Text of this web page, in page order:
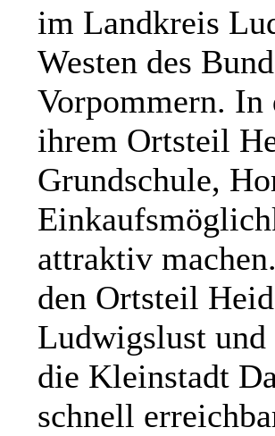
im Landkreis
Westen des
Vorpommern.
ihrem Ortsteil
Grundschule,
attraktiv
den Ortsteil
Ludwigslust
die Kleinstadt
schnell